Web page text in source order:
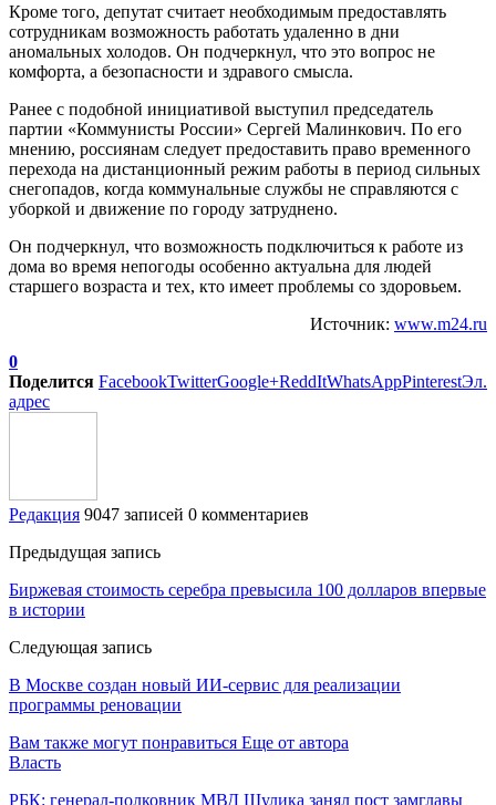
Кроме того, депутат считает необходимым предоставлять
сотрудникам возможность работать удаленно в дни
аномальных холодов. Он подчеркнул, что это вопрос не
комфорта, а безопасности и здравого смысла.
Ранее с подобной инициативой выступил председатель
партии «Коммунисты России» Сергей Малинкович. По его
мнению, россиянам следует предоставить право временного
перехода на дистанционный режим работы в период сильных
снегопадов, когда коммунальные службы не справляются с
уборкой и движение по городу затруднено.
Он подчеркнул, что возможность подключиться к работе из
дома во время непогоды особенно актуальна для людей
старшего возраста и тех, кто имеет проблемы со здоровьем.
Источник: www.m24.ru
0
Поделится FacebookTwitterGoogle+ReddItWhatsAppPinterestЭл.
адрес
Редакция 9047 записей 0 комментариев
Предыдущая запись
Биржевая стоимость серебра превысила 100 долларов впервые
в истории
Следующая запись
В Москве создан новый ИИ-сервис для реализации
программы реновации
Вам также могут понравиться Еще от автора
Власть
РБК: генерал-полковник МВД Шулика занял пост замглавы